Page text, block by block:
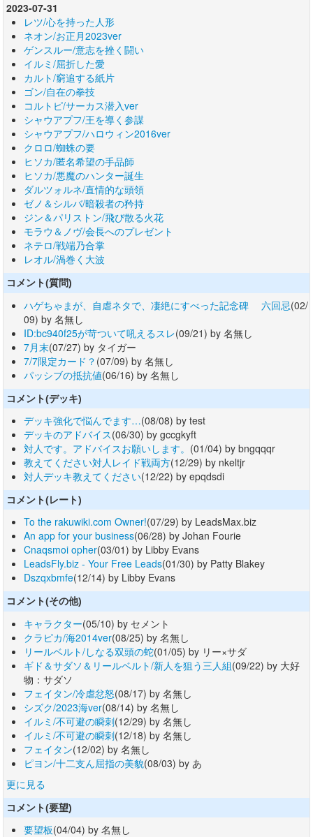
2023-07-31
レツ/心を持った人形
ネオン/お正月2023ver
ゲンスルー/意志を挫く闘い
イルミ/屈折した愛
カルト/窮追する紙片
ゴン/自在の拳技
コルトピ/サーカス潜入ver
シャウアプフ/王を導く参謀
シャウアプフ/ハロウィン2016ver
クロロ/蜘蛛の要
ヒソカ/匿名希望の手品師
ヒソカ/悪魔のハンター誕生
ダルツォルネ/直情的な頭領
ゼノ＆シルバ/暗殺者の矜持
ジン＆パリストン/飛び散る火花
モラウ＆ノヴ/会長へのプレゼント
ネテロ/戦端乃合掌
レオル/渦巻く大波
コメント(質問)
ハゲちゃまが、自虐ネタで、凄絶にすべった記念碑 六回忌(02/
09) by 名無し
ID:bc940f25が苛ついて吼えるスレ(09/21) by 名無し
7月末(07/27) by タイガー
7/7限定カード？ (07/09) by 名無し
パッシブの抵抗値(06/16) by 名無し
コメント(デッキ)
デッキ強化で悩んでます…(08/08) by test
デッキのアドバイス(06/30) by gccgkyft
対人です。アドバイスお願いします。 (01/04) by bngqqqr
教えてください対人レイド戦両方(12/29) by nkeltjr
対人デッキ教えてください(12/22) by epqdsdi
コメント(レート)
To the rakuwiki.com Owner!(07/29) by LeadsMax.biz
An app for your business(06/28) by Johan Fourie
Cnaqsmoi opher(03/01) by Libby Evans
LeadsFly.biz - Your Free Leads(01/30) by Patty Blakey
Dszqxbmfe(12/14) by Libby Evans
コメント(その他)
キャラクター(05/10) by セメント
クラピカ/海2014ver(08/25) by 名無し
リールベルト/しなる双頭の蛇(01/05) by リー×サダ
ギド＆サダソ＆リールベルト/新人を狙う三人組(09/22) by 大好
物：サダソ
フェイタン/冷虐忿怒(08/17) by 名無し
シズク/2023海ver(08/14) by 名無し
イルミ/不可避の瞬刺(12/29) by 名無し
イルミ/不可避の瞬刺(12/18) by 名無し
フェイタン(12/02) by 名無し
ピヨン/十二支ん屈指の美貌(08/03) by あ
更に見る
コメント(要望)
要望板(04/04) by 名無し